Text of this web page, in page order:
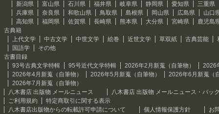
新潟県
富山県 石川県 福井県 岐阜県 静岡県 愛知県
三重県
兵庫県
奈良県 和歌山県 鳥取県 島根県 岡山県 広島県
山口
高知県
福岡県 佐賀県 長崎県 熊本県 大分県 宮崎県
鹿児島
古典籍
上代文学
中古文学 中世文学 絵巻 近世文学 草双紙 古典芸能
国語学
その他
古書目録
93号古典文学特輯
95号近代文学特輯 2026年2月新蒐（自筆物）
2026
2026年4月新蒐（自筆物）
2026年5月新蒐（自筆物）
2026年6月新蒐（
2026年7月新蒐（自筆物）
八木書店 出版物 メールニュース
八木書店 出版物 メールニュース・バッ
ご利用規約
特定商取引に関する表示
八木書店出版物からの転載許可申請について
個人情報保護方針
お